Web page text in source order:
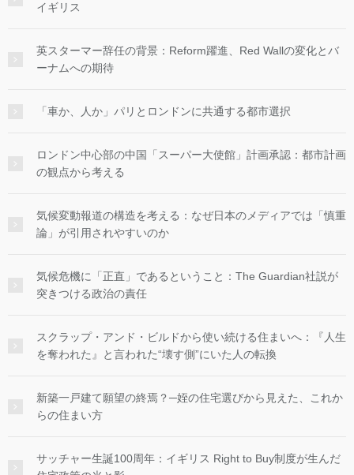
イギリス
英スターマー辞任の背景：Reform躍進、Red Wallの変化とバ
ーナムへの期待
「車か、人か」パリとロンドンに共通する都市選択
ロンドン中心部の中国「スーパー大使館」計画承認：都市計画
の観点から考える
気候変動報道の構造を考える：なぜ日本のメディアでは「慎重
論」が引用されやすいのか
気候危機に「正直」であるということ：The Guardian社説が
突きつける政治の責任
スクラップ・アンド・ビルドから使い続ける住まいへ：『人生
を奪われた』と言われた“壊す側”にいた人の転換
新築一戸建て願望の終焉？─姪の住宅選びから見えた、これか
らの住まい方
サッチャー生誕100周年：イギリス Right to Buy制度が生んだ